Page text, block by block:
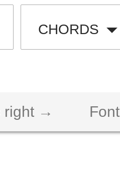
CHORDS
right →